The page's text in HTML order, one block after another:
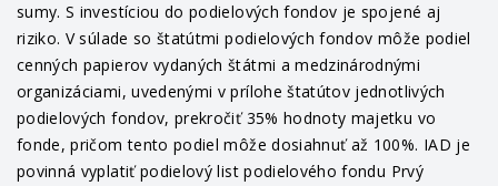
sumy. S investíciou do podielových fondov je spojené aj
riziko. V súlade so štatútmi podielových fondov môže podiel
cenných papierov vydaných štátmi a medzinárodnými
organizáciami, uvedenými v prílohe štatútov jednotlivých
podielových fondov, prekročiť 35% hodnoty majetku vo
fonde, pričom tento podiel môže dosiahnuť až 100%. IAD je
povinná vyplatiť podielový list podielového fondu Prvý